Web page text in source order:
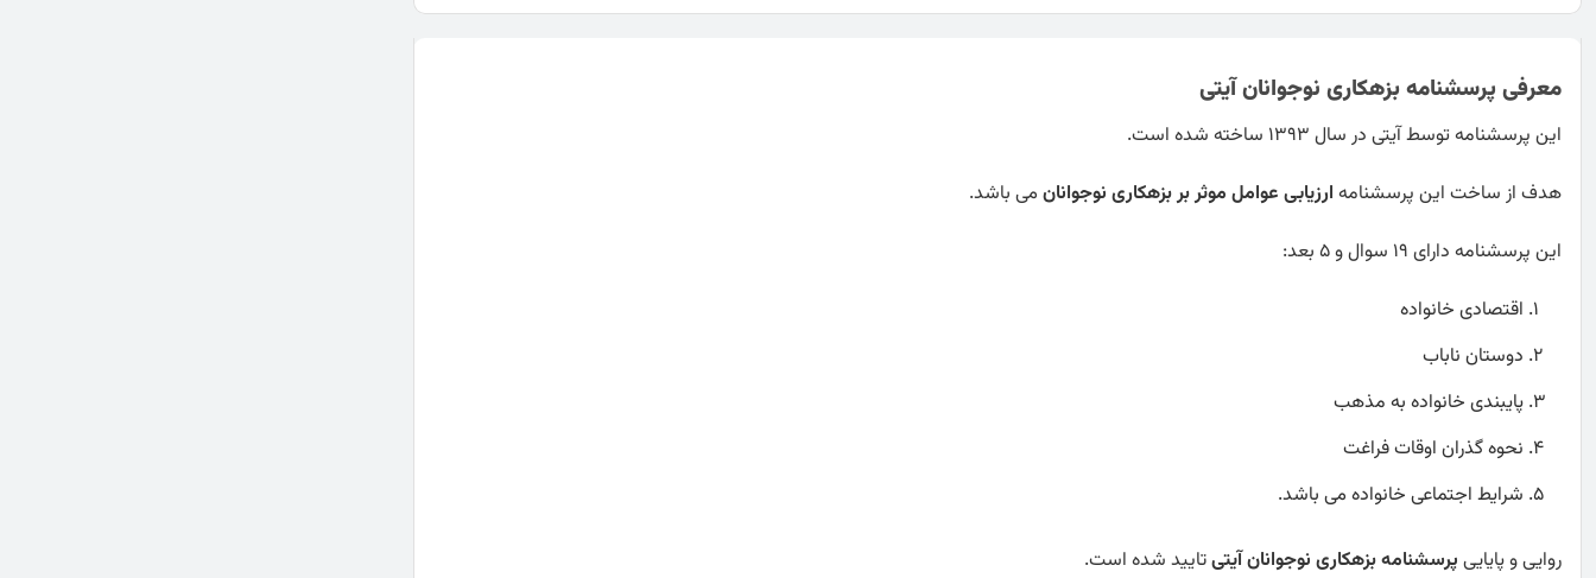
معرفی پرسشنامه بزهکاری نوجوانان آیتی
این پرسشنامه توسط آیتی در سال 1393 ساخته شده است.
هدف از ساخت این پرسشنامهارزیابی عوامل موثر بر بزهکاری نوجوانانمی باشد.
این پرسشنامه دارای 19 سوال و 5 بعد:
اقتصادی خانواده
دوستان ناباب
پایبندی خانواده به مذهب
نحوه گذران اوقات فراغت
شرایط اجتماعی خانواده می باشد.
روایی و پایاییپرسشنامه بزهکاری نوجوانان آیتیتایید شده است.